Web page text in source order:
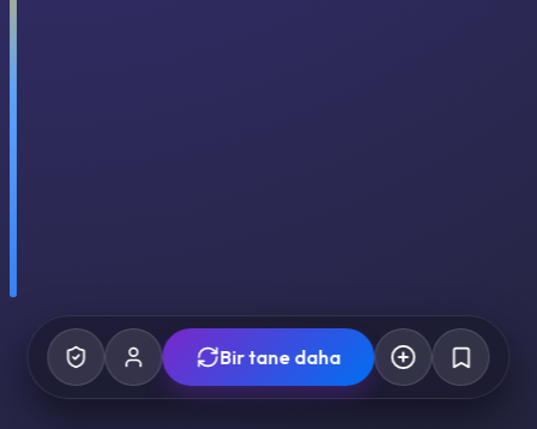
Bir tane daha